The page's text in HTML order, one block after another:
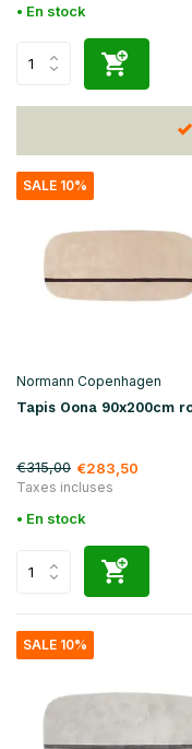
• En stock
SALE 10%
Normann Copenhagen
Tapis Oona 90x200cm
€315,00 €283,50
Taxes incluses
• En stock
SALE 10%